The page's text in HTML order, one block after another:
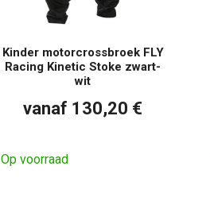
Kinder motorcrossbroek FLY
Racing Kinetic Stoke zwart-
wit
vanaf 130,20 €
Op voorraad